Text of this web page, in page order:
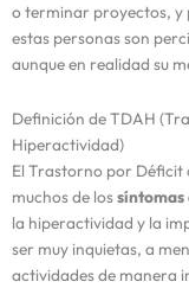
o terminar proyectos, y
estas personas son
aunque en realidad su
Definición de TDAH
Hiperactividad)
El Trastorno por
muchos de lossíntomas
la hiperactividad y la
ser muy inquietas, a
actividades de manera